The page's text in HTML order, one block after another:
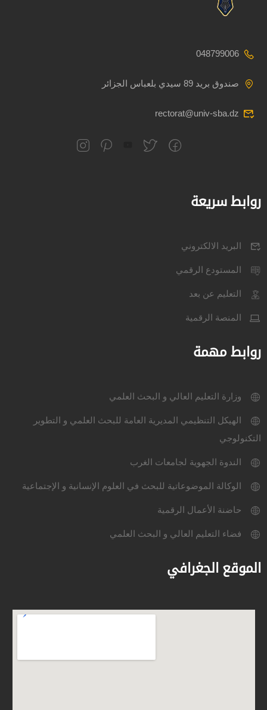
048799006
صندوق بريد 89 سيدي بلعباس الجزائر
rectorat@univ-sba.dz
روابط سريعة
البريد الالكتروني
المستودع الرقمي
التعليم عن بعد
المنصة الرقمية
روابط مهمة
وزارة التعليم العالي و البحث العلمي
الهيكل التنظيمي المديرية العامة للبحث العلمي و التطوير
التكنولوجي
الندوة الجهوية لجامعات الغرب
الوكالة الموضوعاتية للبحث في العلوم الإنسانية و الإجتماعية
حاضنة الأعمال الرقمية
فضاء التعليم العالي و البحث العلمي
الموقع الجغرافي